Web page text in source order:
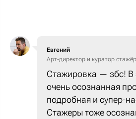
Евгений
Арт-директор и куратор
Стажировка — збс! В
очень осознанная
подробная и супер-
Стажеры тоже